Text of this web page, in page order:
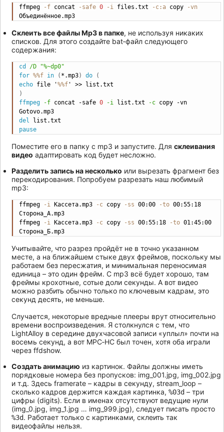
ffmpeg -f concat -safe 0 -i files.txt -c:a copy
-vn
Объединённое.mp3
Склеить все файлы Mp3 в папке, не используя никаких
списков. Для этого создайте bat‐файл следующего
содержания:
cd /D
"%~dp0"
for %%f in ( *.mp3) do
(
echo file '%%f ' >> list.txt
)
ffmpeg
-f concat -safe 0 -i list.txt -c copy -vn
Gotovo.mp3
del list.txt
pause
Поместите его в папку с mp3 и запустите. Для склеивания
видео адаптировать код будет несложно.
Разделить запись на несколько или вырезать фрагмент без
перекодирования. Попробуем разрезать наш любимый
mp3:
ffmpeg -i Кассета.mp3 -c copy -ss 00:00 -to 00:55:18
Сторона_А.mp3
ffmpeg
-i Кассета.mp3 -c copy -ss 00:55:18 -to 01:45:00
Сторона_Б.mp3
Учитывайте, что разрез пройдёт не в точно указанном
месте, а на ближайшем стыке двух фреймов, поскольку мы
работаем без пересжатия, и минимальная переносимая
единица – это один фрейм. С mp3 всё будет хорошо, там
фреймы крохотные, сотые доли секунды. А вот видео
можно разбить обычно только по ключевым кадрам, это
секунд десять, не меньше.
Случается, некоторые вредные плееры врут относительно
времени воспроизведения. Я столкнулся с тем, что
LightAlloy в середине двухчасовой записи «уплыл» почти на
восемь секунд, а вот MPC‐HC был точен, хотя оба играли
через ffdshow.
Создать анимацию из картинок. Файлы должны иметь
порядковые номера без пропусков: img_001.jpg, img_002.jpg
и т.д. Здесь framerate – кадры в секунду, stream_loop –
сколько кадров держится каждая картинка, %03d – три
цифры (digits). Если в именах отсутствуют ведущие нули
(img_0.jpg, img_1.jpg … img_999.jpg), следует писать просто
%3d. Работает только с картинками, склеить так
видеофайлы нельзя.